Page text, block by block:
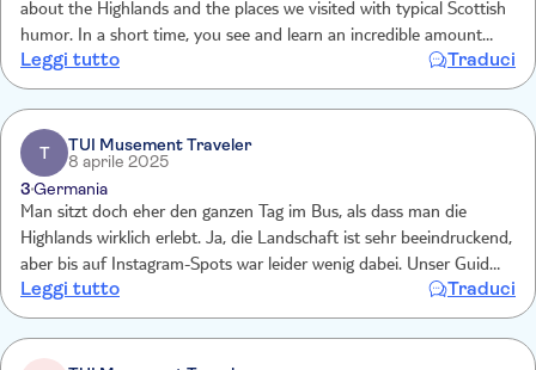
about the Highlands and the places we visited with typical Scottish
humor. In a short time, you see and learn an incredible amount
about the Highlands, Loch Ness, and Urquhart Castle. You even got
to pet Highland cattle. But don't expect anything leisurely; the
schedule is very tight to see everything.
Leggi tutto Traduci
T
TUI Musement Traveler
8 aprile 2025
3Germania
Man sitzt doch eher den ganzen Tag im Bus, als dass man die
Highlands wirklich erlebt. Ja, die Landschaft ist sehr beeindruckend,
aber bis auf Instagram-Spots war leider wenig dabei. Unser Guide
war trotzdem lustig und gut.
Leggi tutto Traduci